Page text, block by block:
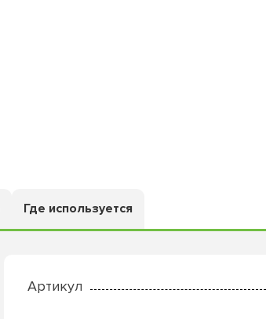
Где используется
Артикул